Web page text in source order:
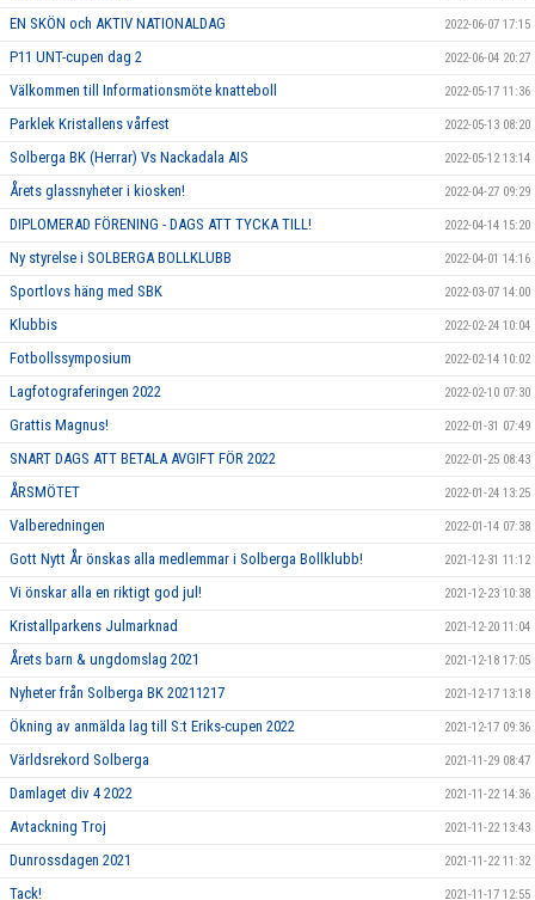
EN SKÖN och AKTIV NATIONALDAG 2022-06-07 17:15
P11 UNT-cupen dag 2 2022-06-04 20:27
Välkommen till Informationsmöte knatteboll 2022-05-17 11:36
Parklek Kristallens vårfest 2022-05-13 08:20
Solberga BK (Herrar) Vs Nackadala AIS 2022-05-12 13:14
Årets glassnyheter i kiosken! 2022-04-27 09:29
DIPLOMERAD FÖRENING - DAGS ATT TYCKA TILL! 2022-04-14 15:20
Ny styrelse i SOLBERGA BOLLKLUBB 2022-04-01 14:16
Sportlovs häng med SBK 2022-03-07 14:00
Klubbis 2022-02-24 10:04
Fotbollssymposium 2022-02-14 10:02
Lagfotograferingen 2022 2022-02-10 07:30
Grattis Magnus! 2022-01-31 07:49
SNART DAGS ATT BETALA AVGIFT FÖR 2022 2022-01-25 08:43
ÅRSMÖTET 2022-01-24 13:25
Valberedningen 2022-01-14 07:38
Gott Nytt År önskas alla medlemmar i Solberga Bollklubb! 2021-12-31 11:12
Vi önskar alla en riktigt god jul! 2021-12-23 10:38
Kristallparkens Julmarknad 2021-12-20 11:04
Årets barn & ungdomslag 2021 2021-12-18 17:05
Nyheter från Solberga BK 20211217 2021-12-17 13:18
Ökning av anmälda lag till S:t Eriks-cupen 2022 2021-12-17 09:36
Världsrekord Solberga 2021-11-29 08:47
Damlaget div 4 2022 2021-11-22 14:36
Avtackning Troj 2021-11-22 13:43
Dunrossdagen 2021 2021-11-22 11:32
Tack! 2021-11-17 12:55